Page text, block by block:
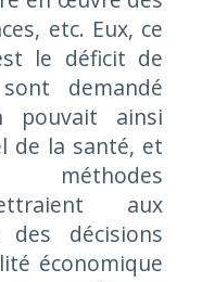
etc. Eux, ce
le déficit de
demandé
pouvait ainsi
de la santé, et
aux
décisions
économique